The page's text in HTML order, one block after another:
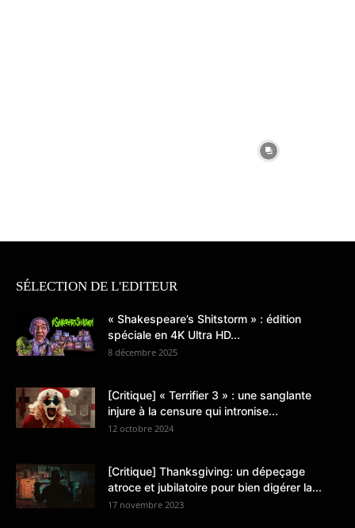
SÉLECTION DE L'EDITEUR
« Shakespeare’s Shitstorm » : édition
spéciale en 4K Ultra HD...
8 décembre 2025
[Critique] « Terrifier 3 » : une sanglante
injure à la censure qui intronise...
12 octobre 2024
[Critique] Thanksgiving: un dépeçage
atroce et jubilatoire pour bien digérer la...
17 novembre 2023